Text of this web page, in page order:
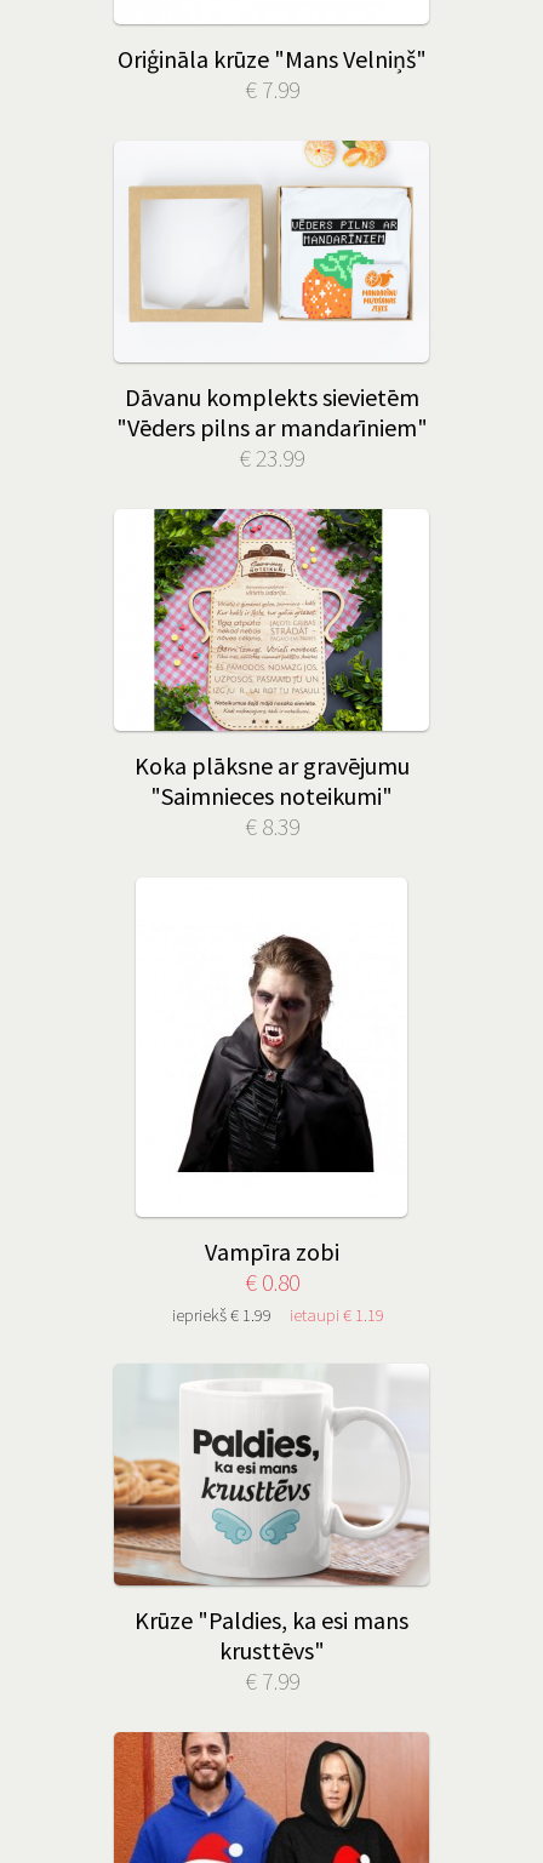
Oriģināla krūze "Mans Velniņš"
€ 7.99
Dāvanu komplekts sievietēm
"Vēders pilns ar mandarīniem"
€ 23.99
Koka plāksne ar gravējumu
"Saimnieces noteikumi"
€ 8.39
Vampīra zobi
€ 0.80
iepriekš € 1.99 ietaupi € 1.19
Krūze "Paldies, ka esi mans
krusttēvs"
€ 7.99